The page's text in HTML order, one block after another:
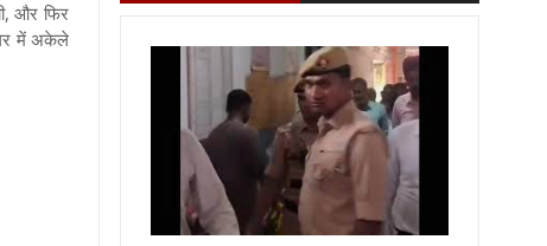
और फिर
घर में अकेले